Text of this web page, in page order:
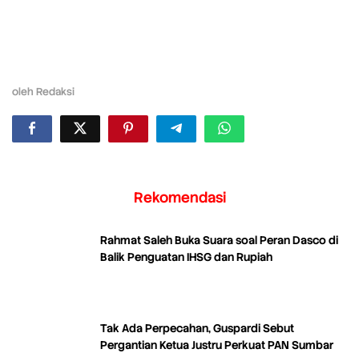
oleh Redaksi
Rekomendasi
Rahmat Saleh Buka Suara soal Peran Dasco di
Balik Penguatan IHSG dan Rupiah
Tak Ada Perpecahan, Guspardi Sebut
Pergantian Ketua Justru Perkuat PAN Sumbar